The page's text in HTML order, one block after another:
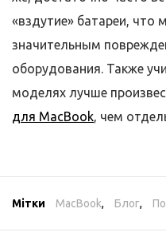
«вздутие» батареи, что
значительным
оборудования. Также
моделях лучше
для MacBook , чем
Мітки MacBook, Блог,